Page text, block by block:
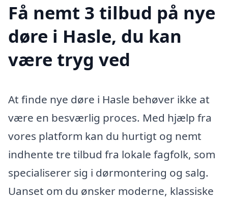
Få nemt 3 tilbud på nye
døre i Hasle, du kan
være tryg ved
At finde nye døre i Hasle behøver ikke at
være en besværlig proces. Med hjælp fra
vores platform kan du hurtigt og nemt
indhente tre tilbud fra lokale fagfolk, som
specialiserer sig i dørmontering og salg.
Uanset om du ønsker moderne, klassiske